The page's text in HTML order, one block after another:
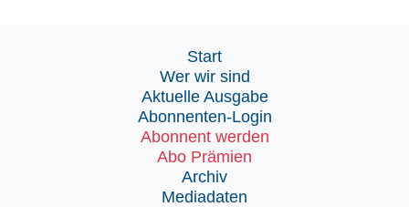
Start
Wer wir sind
Aktuelle Ausgabe
Abonnenten-Login
Abonnent werden
Abo Prämien
Archiv
Mediadaten